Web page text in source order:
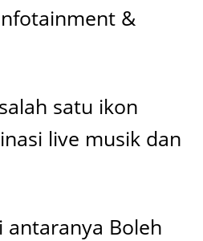
&
satu ikon
live musik dan
antaranya Boleh